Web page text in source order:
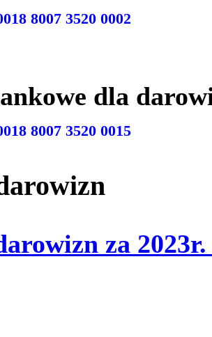
8007 3520 0002
dla
8007 3520 0015
za